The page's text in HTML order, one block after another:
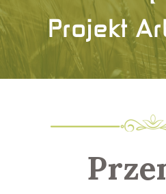
Projekt